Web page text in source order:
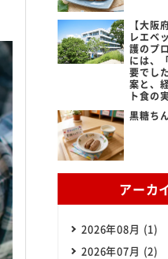
提供までの流れ
こぶメニュー
報
【大阪
レエベ
護のプ
には、
要でし
案と、
ト食の
黒糖ち
アーカ
2026年08月 (1)
2026年07月 (2)